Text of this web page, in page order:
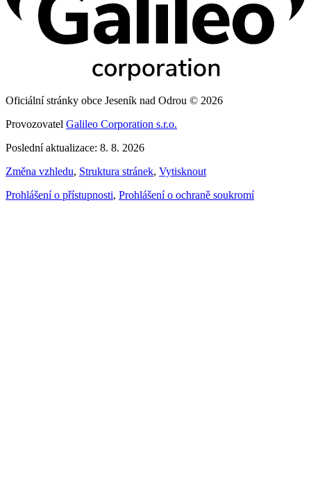
Oficiální stránky obce Jeseník nad Odrou © 2026
Provozovatel Galileo Corporation s.r.o.
Poslední aktualizace: 8. 8. 2026
Změna vzhledu, Struktura stránek, Vytisknout
Prohlášení o přístupnosti, Prohlášení o ochraně soukromí